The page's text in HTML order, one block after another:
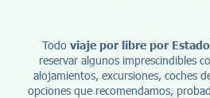
Todo viaje por libre por
reservar algunos imprescindibles
alojamientos, excursiones, coches
opciones que recomendamos,